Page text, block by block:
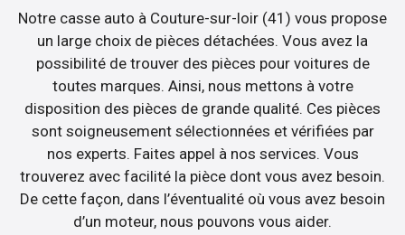
Notre casse auto à Couture-sur-loir (41) vous propose
un large choix de pièces détachées. Vous avez la
possibilité de trouver des pièces pour voitures de
toutes marques. Ainsi, nous mettons à votre
disposition des pièces de grande qualité. Ces pièces
sont soigneusement sélectionnées et vérifiées par
nos experts. Faites appel à nos services. Vous
trouverez avec facilité la pièce dont vous avez besoin.
De cette façon, dans l’éventualité où vous avez besoin
d’un moteur, nous pouvons vous aider.